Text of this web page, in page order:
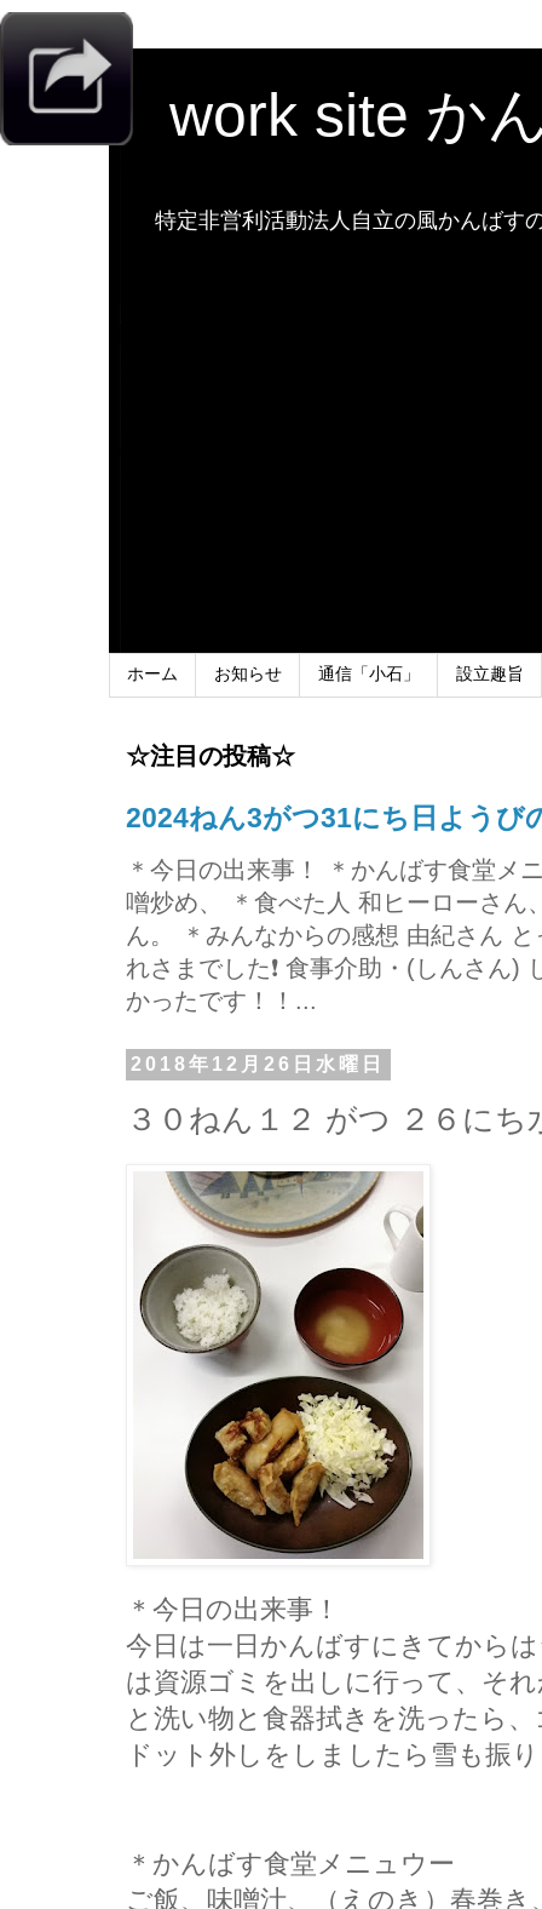
work site か
特定非営利活動法人自立の風かんばす
ホーム お知らせ 通信「小石」 設立趣旨
☆注目の投稿☆
2024ねん3がつ31にち日ようび
＊今日の出来事！ ＊かんばす食堂メ
噌炒め、 ＊食べた人 和ヒーローさん
ん。 ＊みんなからの感想 由紀さん
れさまでした❗ 食事介助・(しんさん)
かったです！！...
2018年12月26日水曜日
３０ねん１２ がつ ２６に
＊今日の出来事！
今日は一日かんばすにきてから
は資源ゴミを出しに行って、そ
と洗い物と食器拭きを洗ったら
ドット外しをしましたら雪も振
＊かんばす食堂メニュウー
ご飯、味噌汁、（えのき）春巻